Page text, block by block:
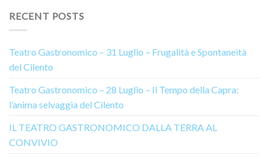
RECENT POSTS
Teatro Gastronomico – 31 Luglio – Frugalità e Spontaneità
del Cilento
Teatro Gastronomico – 28 Luglio – Il Tempo della Capra:
l’anima selvaggia del Cilento
IL TEATRO GASTRONOMICO DALLA TERRA AL
CONVIVIO